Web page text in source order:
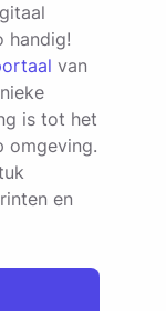
handig!
van
is tot het
omgeving.
en